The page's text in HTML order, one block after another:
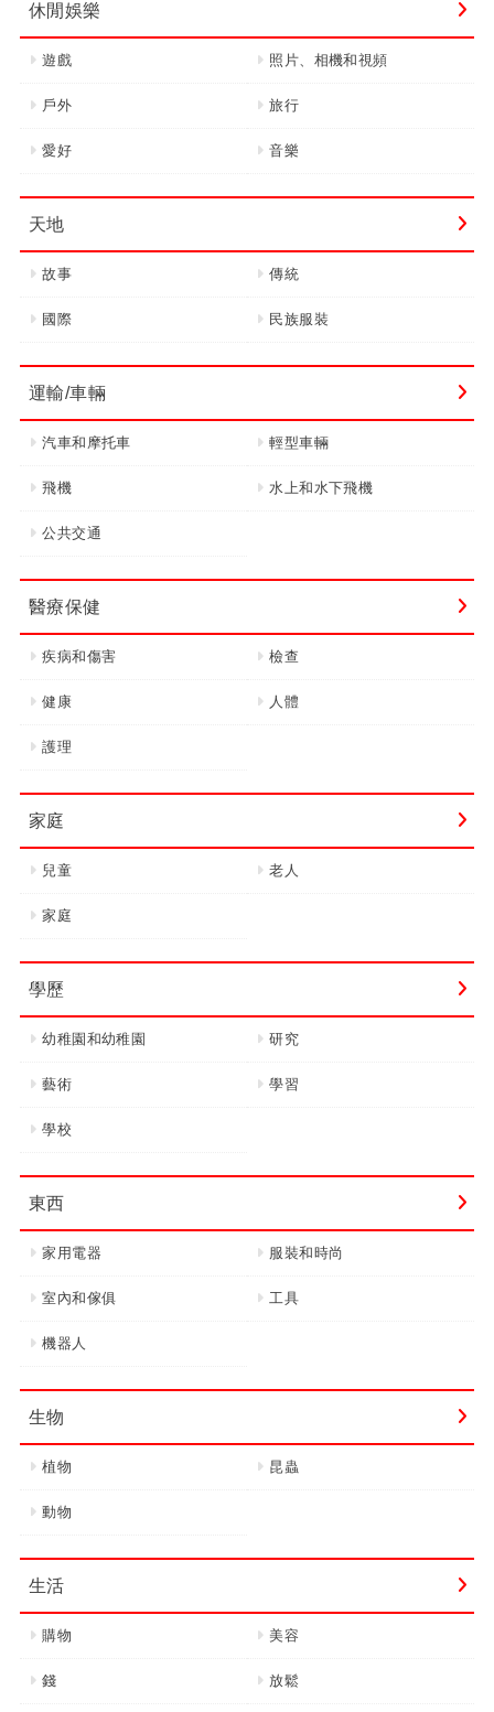
休閒娛樂
遊戲 照片、相機和視頻
戶外 旅行
愛好 音樂
天地
故事 傳統
國際 民族服裝
運輸/車輛
汽車和摩托車 輕型車輛
飛機 水上和水下飛機
公共交通
醫療保健
疾病和傷害 檢查
健康 人體
護理
家庭
兒童 老人
家庭
學歷
幼稚園和幼稚園 研究
藝術 學習
學校
東西
家用電器 服裝和時尚
室內和傢俱 工具
機器人
生物
植物 昆蟲
動物
生活
購物 美容
錢 放鬆